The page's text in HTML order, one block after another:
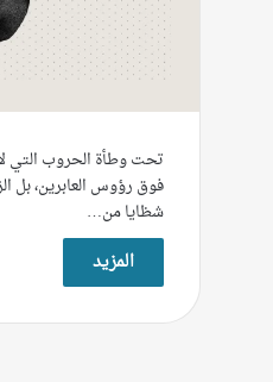
تحت وطأة الحروب التي
فوق رؤوس العابرين، بل
شظايا من…
المزيد